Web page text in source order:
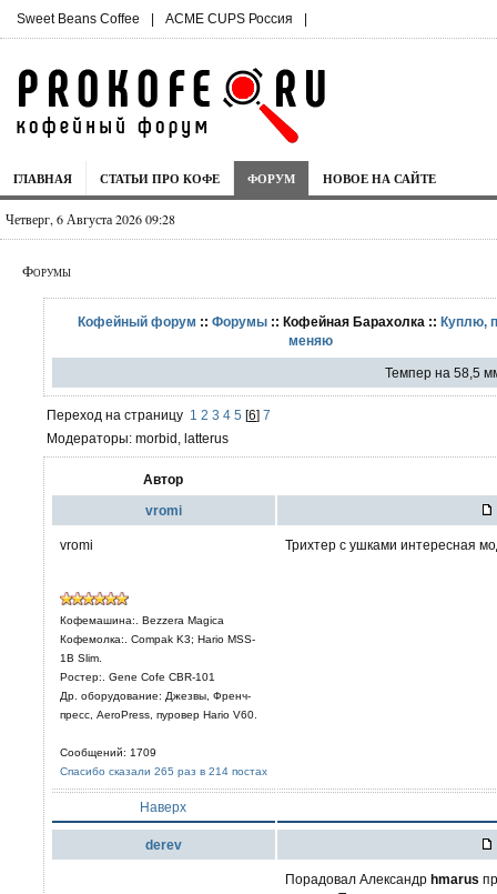
Sweet Beans Coffee | ACME CUPS Россия |
ГЛАВНАЯ СТАТЬИ ПРО КОФЕ ФОРУМ НОВОЕ НА САЙТЕ
Четверг, 6 Августа 2026 09:28
Форумы
Кофейный форум :: Форумы :: Кофейная Барахолка :: Куплю,
меняю
Темпер на 58,5
Переход на страницу 1 2 3 4 5 [6] 7
Модераторы: morbid, latterus
Автор
vromi
vromi
Кофемашина:. Bezzera Magica
Кофемолка:. Compak K3; Hario MSS-
1B Slim.
Ростер:. Gene Cofe CBR-101
Др. оборудование: Джезвы, Френч-
пресс, AeroPress, пуровер Hario V60.
Сообщений: 1709
Спасибо сказали 265 раз в 214 постах
Трихтер с ушками интересная
Наверх
derev
Порадовал Александр hmarus